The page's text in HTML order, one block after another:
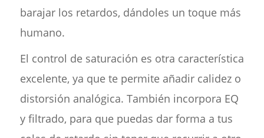
barajar los retardos, dándoles un toque más
humano.
El control de saturación es otra característica
excelente, ya que te permite añadir calidez o
distorsión analógica. También incorpora EQ
y filtrado, para que puedas dar forma a tus